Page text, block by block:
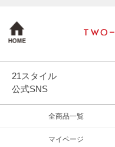
21スタイル
公式SNS
全商品一覧
マイページ